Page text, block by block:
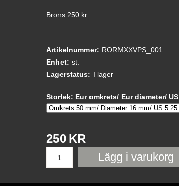
Brons 250 kr
Artikelnummer: RORMXXVPS_001
Enhet: st.
Lagerstatus: I lager
Storlek: Eur omkrets/ Eur diameter/ US
250 KR
Lägg i varukorg